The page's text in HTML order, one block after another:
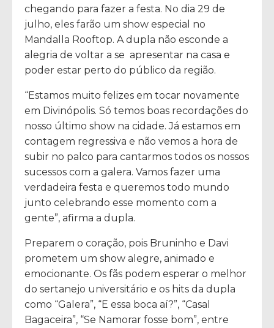
chegando para fazer a festa. No dia 29 de
julho, eles farão um show especial no
Mandalla Rooftop. A dupla não esconde a
alegria de voltar a se apresentar na casa e
poder estar perto do público da região.
“Estamos muito felizes em tocar novamente
em Divinópolis. Só temos boas recordações do
nosso último show na cidade. Já estamos em
contagem regressiva e não vemos a hora de
subir no palco para cantarmos todos os nossos
sucessos com a galera. Vamos fazer uma
verdadeira festa e queremos todo mundo
junto celebrando esse momento com a
gente”, afirma a dupla.
Preparem o coração, pois Bruninho e Davi
prometem um show alegre, animado e
emocionante. Os fãs podem esperar o melhor
do sertanejo universitário e os hits da dupla
como “Galera”, “E essa boca aí?”, “Casal
Bagaceira”, “Se Namorar fosse bom”, entre